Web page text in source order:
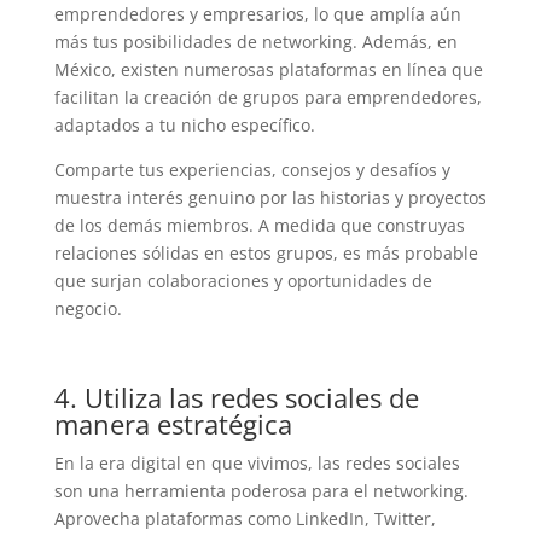
emprendedores y empresarios, lo que amplía aún
más tus posibilidades de networking. Además, en
México, existen numerosas plataformas en línea que
facilitan la creación de grupos para emprendedores,
adaptados a tu nicho específico.
Comparte tus experiencias, consejos y desafíos y
muestra interés genuino por las historias y proyectos
de los demás miembros. A medida que construyas
relaciones sólidas en estos grupos, es más probable
que surjan colaboraciones y oportunidades de
negocio.
4. Utiliza las redes sociales de
manera estratégica
En la era digital en que vivimos, las redes sociales
son una herramienta poderosa para el networking.
Aprovecha plataformas como LinkedIn, Twitter,